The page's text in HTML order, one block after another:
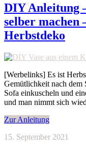
DIY Anleitung
selber machen
Herbstdeko
[Werbelinks] Es ist
Gemütlichkeit nach dem
Sofa einkuscheln und
und man nimmt sich
Zur Anleitung
15. September 2021